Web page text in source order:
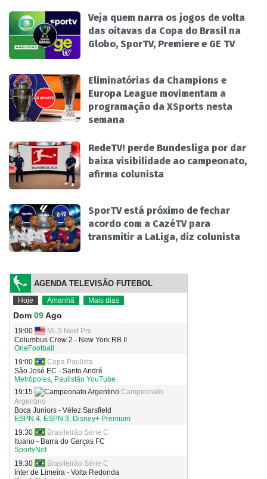
Veja quem narra os jogos de volta
das oitavas da Copa do Brasil na
Globo, SporTV, Premiere e GE TV
Eliminatórias da Champions e
Europa League movimentam a
programação da XSports nesta
semana
RedeTV! perde Bundesliga por dar
baixa visibilidade ao campeonato,
afirma colunista
SporTV está próximo de fechar
acordo com a CazéTV para
transmitir a LaLiga, diz colunista